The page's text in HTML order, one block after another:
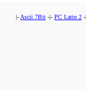
|- Ascii 7Bit -|- PC Latin 2